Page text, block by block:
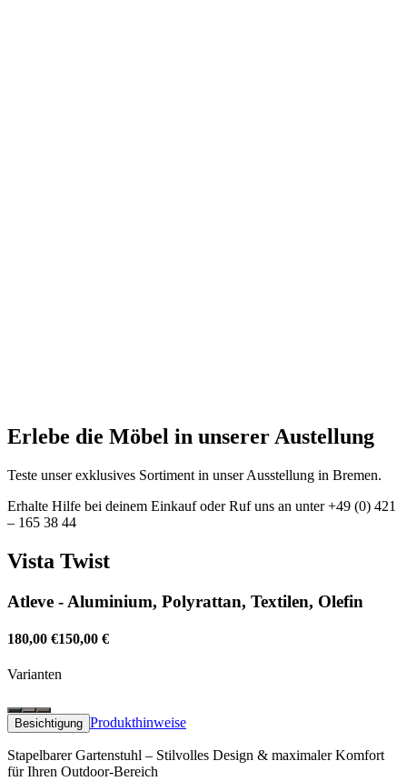
Erlebe die Möbel in unserer Austellung
Teste unser exklusives Sortiment in unser Ausstellung in Bremen.
Erhalte Hilfe bei deinem Einkauf oder Ruf uns an unter +49 (0) 421
– 165 38 44
Vista Twist
Atleve - Aluminium, Polyrattan, Textilen, Olefin
180,00 €150,00 €
Varianten
Besichtigung Produkthinweise
Stapelbarer Gartenstuhl – Stilvolles Design & maximaler Komfort
für Ihren Outdoor-Bereich